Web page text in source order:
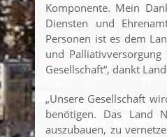
Komponente. Mein
Diensten und
Personen ist es dem
und
Gesellschaft“, dankt
„Unsere Gesellschaft
benötigen. Das Land
auszubauen, zu